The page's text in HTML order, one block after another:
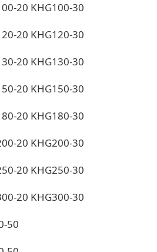
20 KHG100-30
20 KHG120-30
20 KHG130-30
20 KHG150-30
20 KHG180-30
20 KHG200-30
20 KHG250-30
20 KHG300-30
50